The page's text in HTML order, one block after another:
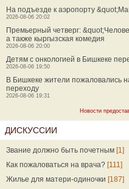
На подъезде к аэропорту
2026-08-06 20:02
Премьерный четверг:
а также кыргызская комедия
2026-08-06 20:00
Детям с онкологией в Бишкеке
2026-08-06 19:50
В Бишкеке жители пожаловались
переходу
2026-08-06 19:31
Новости
ДИСКУССИИ
Звание должно быть почетным [1]
Как пожаловаться на врача? [111]
Жилье для матери-одиночки [187]